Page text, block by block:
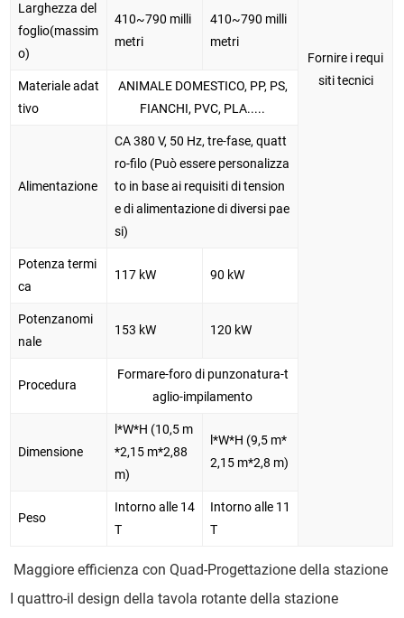
Fornire i requi
siti tecnici
Larghezza del
foglio(massim
o)
410~790 milli
metri
410~790 milli
metri
Materiale adat
tivo
ANIMALE DOMESTICO, PP, PS,
FIANCHI, PVC, PLA.....
Alimentazione
CA 380 V, 50 Hz, tre-fase, quatt
ro-filo (Può essere personalizza
to in base ai requisiti di tension
e di alimentazione di diversi pae
si)
Potenza termi
ca
117 kW 90 kW
Potenzanomi
nale
153 kW 120 kW
Procedura
Formare-foro di punzonatura-t
aglio-impilamento
Dimensione
l*W*H (10,5 m
*2,15 m*2,88
m)
l*W*H (9,5 m*
2,15 m*2,8 m)
Peso
Intorno alle 14
T
Intorno alle 11
T
Maggiore efficienza con Quad-Progettazione della stazione
I quattro-il design della tavola rotante della stazione